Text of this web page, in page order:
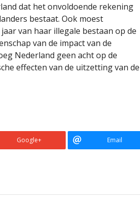
dat het onvoldoende rekening
bestaat. Ook moest
van haar illegale bestaan op de
van de impact van de
Nederland geen acht op de
effecten van de uitzetting van de
Google+ Email